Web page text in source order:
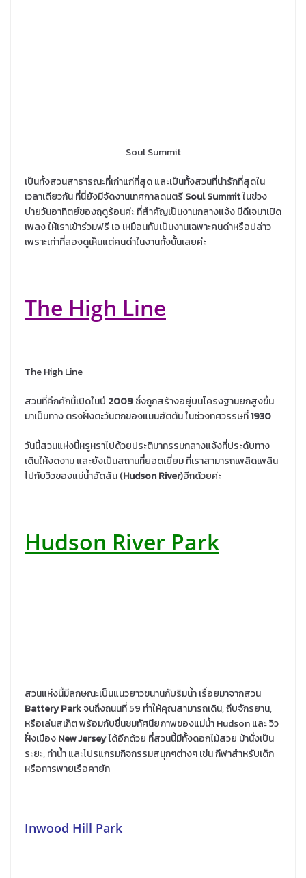
Soul Summit
เป็นทั้งสวนสาธารณะที่เก่าแก่ที่สุด และเป็นทั้งสวนที่น่ารักที่สุดใน
เวลาเดียวกัน ที่นี่ยังมีจัดงานเทศกาลดนตรีSoul Summitในช่วง
บ่ายวันอาทิตย์ของฤดูร้อนค่ะ ที่สำคัญเป็นงานกลางแจ้ง มีดีเจมาเปิด
เพลง ให้เราเข้าร่วมฟรี เอ เหมือนกับเป็นงานเฉพาะคนดำหรือปล่าว
เพราะเท่าที่ลองดูเห็นแต่คนดำในงานทั้งนั้นเลยค่ะ
The High Line
The High Line
สวนที่คึกคักนี้เปิดในปี 2009ซึ่งถูกสร้างอยู่บนโครงฐานยกสูงขึ้น
มาเป็นทาง ตรงฝั่งตะวันตกของแมนฮัตตัน ในช่วงทศวรรษที่1930
วันนี้สวนแห่งนี้หรูหราไปด้วยประติมากรรมกลางแจ้งที่ประดับทาง
เดินให้งดงาม และยังเป็นสถานที่ยอดเยี่ยม ที่เราสามารถเพลิดเพลิน
ไปกับวิวของแม่น้ำฮัดสัน (Hudson River)อีกด้วยค่ะ
Hudson River Park
สวนแห่งนี้มีลกษณะเป็นแนวยาวขนานกับริมน้ำ เรื่อยมาจากสวน
Battery Parkจนถึงถนนที่ 59 ทำให้คุณสามารถเดิน, ถีบจักรยาน,
หรือเล่นสเก็ต พร้อมกับชื่นชมทัศนียภาพของแม่น้ำ Hudson และ วิว
ฝั่งเมืองNew Jerseyได้อีกด้วย ที่สวนนี้มีทั้งดอกไม้สวย ม้านั่งเป็น
ระยะ, ท่าน้ำ และโปรแกรมกิจกรรมสนุกๆต่างๆ เช่น กีฬาสำหรับเด็ก
หรือการพายเรือคายัก
Inwood Hill Park